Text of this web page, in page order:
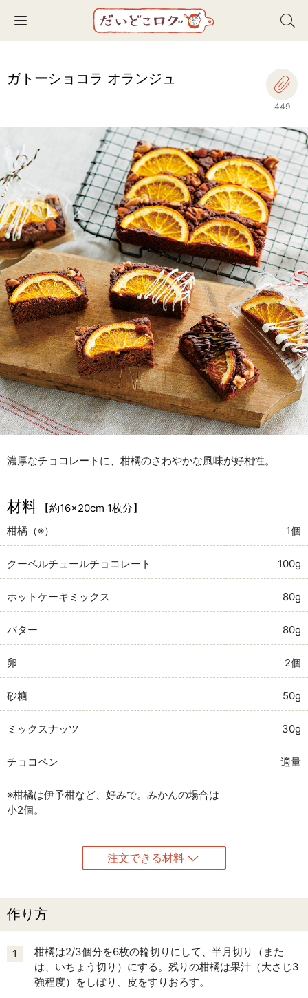
Toggle navigation
ガトーショコラ オランジュ
449
濃厚なチョコレートに、柑橘のさわやかな風味が好相性。
材料
【約16×20cm 1枚分】
柑橘（※）
1個
クーベルチュールチョコレート 100g
ホットケーキミックス 80g
バター 80g
卵 2個
砂糖 50g
ミックスナッツ 30g
チョコペン 適量
※柑橘は伊予柑など、好みで。みかんの場合は
小2個。
注文できる材料
作り方
1
柑橘は2/3個分を6枚の輪切りにして、半月切り（また
は、いちょう切り）にする。残りの柑橘は果汁（大さじ3
強程度）をしぼり、皮をすりおろす。